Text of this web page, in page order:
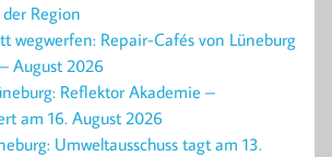
Region
wegwerfen: Repair-Cafés von Lüneburg
August 2026
Reflektor Akademie –
am 16. August 2026
Umweltausschuss tagt am 13.